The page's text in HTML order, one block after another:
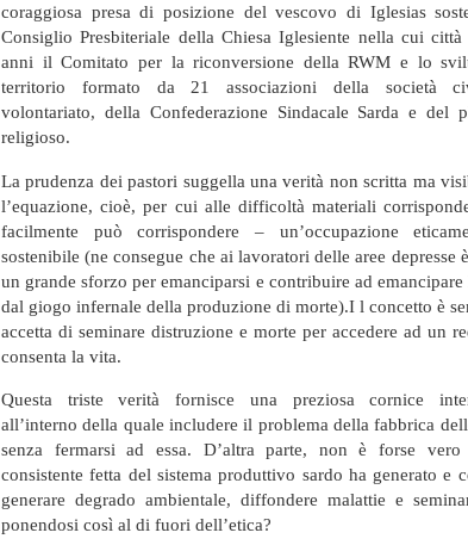
coraggiosa presa di posizione del vescovo di Iglesias
Consiglio Presbiteriale della Chiesa Iglesiente nella cui città
anni il Comitato per la riconversione della RWM e lo
territorio formato da 21 associazioni della società
volontariato, della Confederazione Sindacale Sarda e del
religioso.
La prudenza dei pastori suggella una verità non scritta ma
l’equazione, cioè, per cui alle difficoltà materiali
facilmente può corrispondere – un’occupazione
sostenibile (ne consegue che ai lavoratori delle aree depresse
un grande sforzo per emanciparsi e contribuire ad emancipare
dal giogo infernale della produzione di morte).I l concetto è
accetta di seminare distruzione e morte per accedere ad un
consenta la vita.
Questa triste verità fornisce una preziosa cornice
all’interno della quale includere il problema della fabbrica
senza fermarsi ad essa. D’altra parte, non è forse
consistente fetta del sistema produttivo sardo ha generato e
generare degrado ambientale, diffondere malattie e
ponendosi così al di fuori dell’etica?